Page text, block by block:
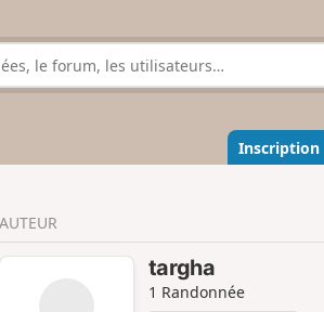
Inscription
AUTEUR
targha
1 Randonnée